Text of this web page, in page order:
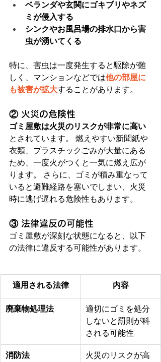
ベランダや玄関にゴキブリやネズ
ミが侵入する
シンクやお風呂場の排水口から害
虫が湧いてくる
特に、害虫は一度発生すると駆除が難
しく、マンションなどでは他の部屋に
も被害が拡大することがあります。
② 火災の危険性
ゴミ屋敷は火災のリスクが非常に高い
とされています。 燃えやすい新聞紙や
衣類、プラスチックごみが大量にある
ため、一度火がつくと一気に燃え広が
ります。 さらに、ゴミが積み重なって
いると避難経路を塞いでしまい、火災
時に逃げ遅れる危険性もあります。
③ 法律違反の可能性
ゴミ屋敷が深刻な状態になると、以下
の法律に違反する可能性があります。
適用される法律 内容
廃棄物処理法
適切にゴミを処分
しないと罰則が科
される可能性
消防法
火災のリスクが高